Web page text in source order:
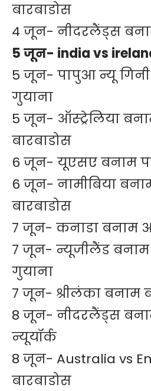
बारबाडोस
4 जून- नीदरलैंड्स
5 जून- india vs
5 जून- पापुआ न्यू गिनी
गुयाना
5 जून- ऑस्ट्रेलिया
बारबाडोस
6 जून- यूएसए बनाम
6 जून- नामीबिया
बारबाडोस
7 जून- कनाडा बनाम
7 जून- न्यूजीलैंड बनाम
गुयाना
7 जून- श्रीलंका बनाम
8 जून- नीदरलैंड्स
न्यूयॉर्क
8 जून- Australia vs
बारबाडोस